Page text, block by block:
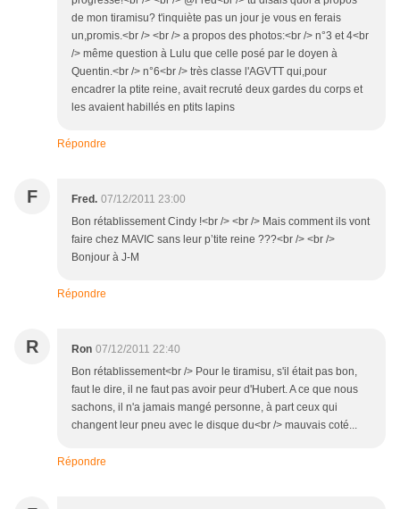
de mon tiramisu? t'inquiète pas un jour je vous en ferais
un,promis.<br /> <br /> a propos des photos:<br /> n°3 et 4<br
/> même question à Lulu que celle posé par le doyen à
Quentin.<br /> n°6<br /> très classe l'AGVTT qui,pour
encadrer la ptite reine, avait recruté deux gardes du corps et
les avaient habillés en ptits lapins
Répondre
F Fred. 07/12/2011 23:00
Bon rétablissement Cindy !<br /> <br /> Mais comment ils vont
faire chez MAVIC sans leur p’tite reine ???<br /> <br />
Bonjour à J-M
Répondre
R Ron 07/12/2011 22:40
Bon rétablissement<br /> Pour le tiramisu, s'il était pas bon,
faut le dire, il ne faut pas avoir peur d'Hubert. A ce que nous
sachons, il n'a jamais mangé personne, à part ceux qui
changent leur pneu avec le disque du<br /> mauvais coté...
Répondre